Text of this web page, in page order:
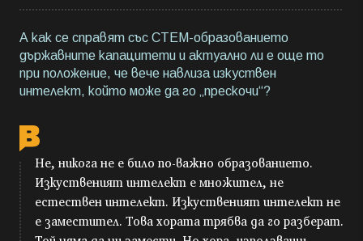
А как се справят със СТЕМ-образованието
държавните капацитети и актуално ли е още то
при положение, че вече навлиза изкуствен
интелект, който може да го „прескочи“?
Не, никога не е било по-важно образованието.
Изкуственият интелект е множител, не
естествен интелект. Изкуственият интелект не
е заместител. Това хората трябва да го разберат.